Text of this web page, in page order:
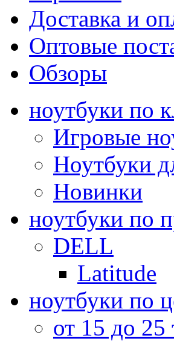
Доставка и
Оптовые
Обзоры
ноутбуки по
Игровые
Ноутбуки
Новинки
ноутбуки по
DELL
Latitude
ноутбуки по
от 15 до 25